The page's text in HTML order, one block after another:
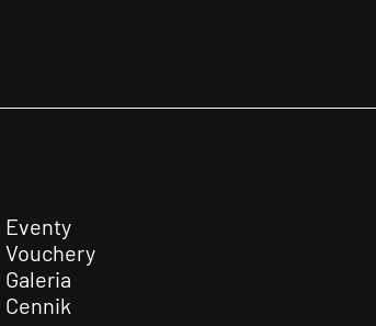
Eventy
Vouchery
Galeria
Cennik